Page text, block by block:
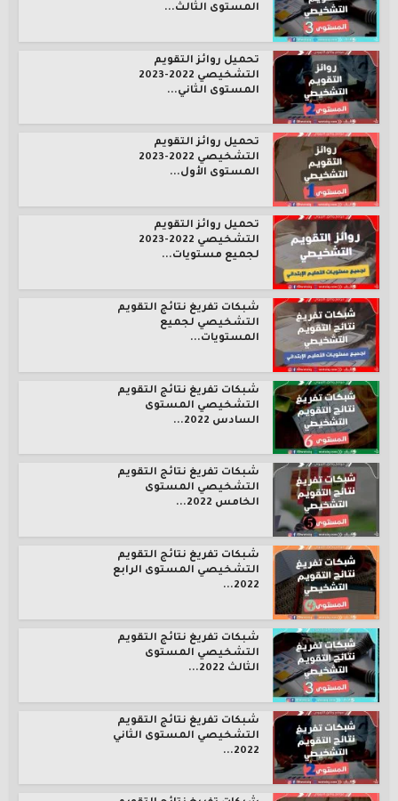
المستوى الثالث...
تحميل روائز التقويم
التشخيصي 2022-2023
المستوى الثاني...
تحميل روائز التقويم
التشخيصي 2022-2023
المستوى الأول...
تحميل روائز التقويم
التشخيصي 2022-2023
لجميع مستويات...
شبكات تفريغ نتائج التقويم
التشخيصي لجميع
المستويات...
شبكات تفريغ نتائج التقويم
التشخيصي المستوى
السادس 2022...
شبكات تفريغ نتائج التقويم
التشخيصي المستوى
الخامس 2022...
شبكات تفريغ نتائج التقويم
التشخيصي المستوى الرابع
2022...
شبكات تفريغ نتائج التقويم
التشخيصي المستوى
الثالث 2022...
شبكات تفريغ نتائج التقويم
التشخيصي المستوى الثاني
2022...